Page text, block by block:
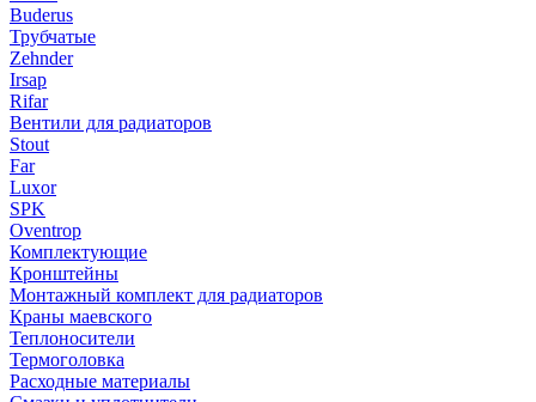
Buderus
Трубчатые
Zehnder
Irsap
Rifar
Вентили для радиаторов
Stout
Far
Luxor
SPK
Oventrop
Комплектующие
Кронштейны
Монтажный комплект для радиаторов
Краны маевского
Теплоносители
Термоголовка
Расходные материалы